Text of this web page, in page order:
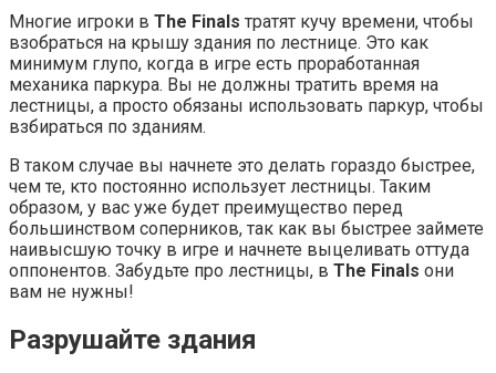
Многие игроки в The Finals тратят кучу времени, чтобы
взобраться на крышу здания по лестнице. Это как
минимум глупо, когда в игре есть проработанная
механика паркура. Вы не должны тратить время на
лестницы, а просто обязаны использовать паркур, чтобы
взбираться по зданиям.
В таком случае вы начнете это делать гораздо быстрее,
чем те, кто постоянно использует лестницы. Таким
образом, у вас уже будет преимущество перед
большинством соперников, так как вы быстрее займете
наивысшую точку в игре и начнете выцеливать оттуда
оппонентов. Забудьте про лестницы, в The Finals они
вам не нужны!
Разрушайте здания